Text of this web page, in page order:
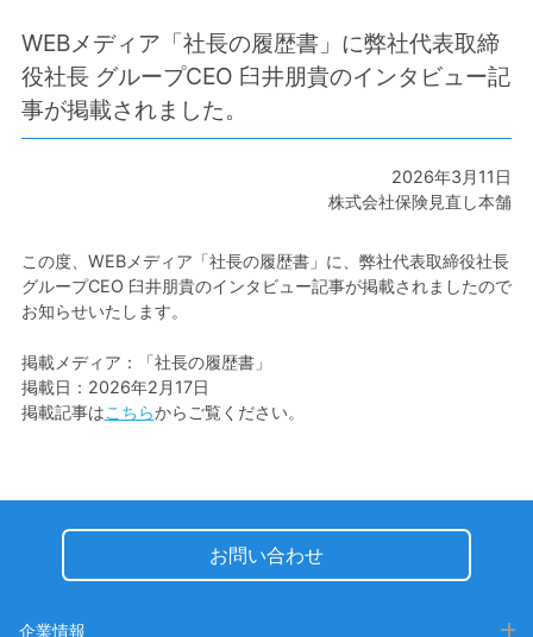
WEBメディア「社長の履歴書」に弊社代表取締
役社長 グループCEO 臼井朋貴のインタビュー記
事が掲載されました。
2026年3月11日
株式会社保険見直し本舗
この度、WEBメディア「社長の履歴書」に、弊社代表取締役社長
グループCEO 臼井朋貴のインタビュー記事が掲載されましたので
お知らせいたします。
掲載メディア：「社長の履歴書」
掲載日：2026年2月17日
掲載記事はこちらからご覧ください。
お問い合わせ
企業情報